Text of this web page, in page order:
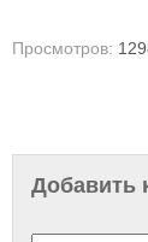
Просмотров:
Добавить